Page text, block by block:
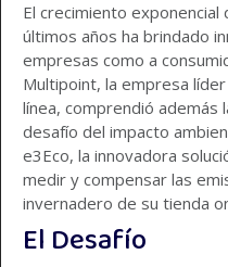
El crecimiento
últimos años ha brindado
empresas como a
Multipoint, la empresa
línea, comprendió además
desafío del impacto
e3Eco, la innovadora
medir y compensar las
invernadero de su tienda
El Desafío